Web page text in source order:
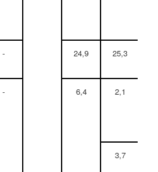
- 24,9 25,3
- 6,4 2,1
3,7